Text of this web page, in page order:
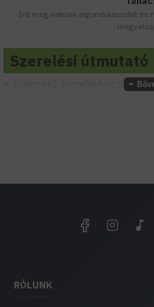
Írd meg nekünk elgondolásodat és
Szerelési útmutató
A szakszerű szereléshez töltsd
RÓLUNK